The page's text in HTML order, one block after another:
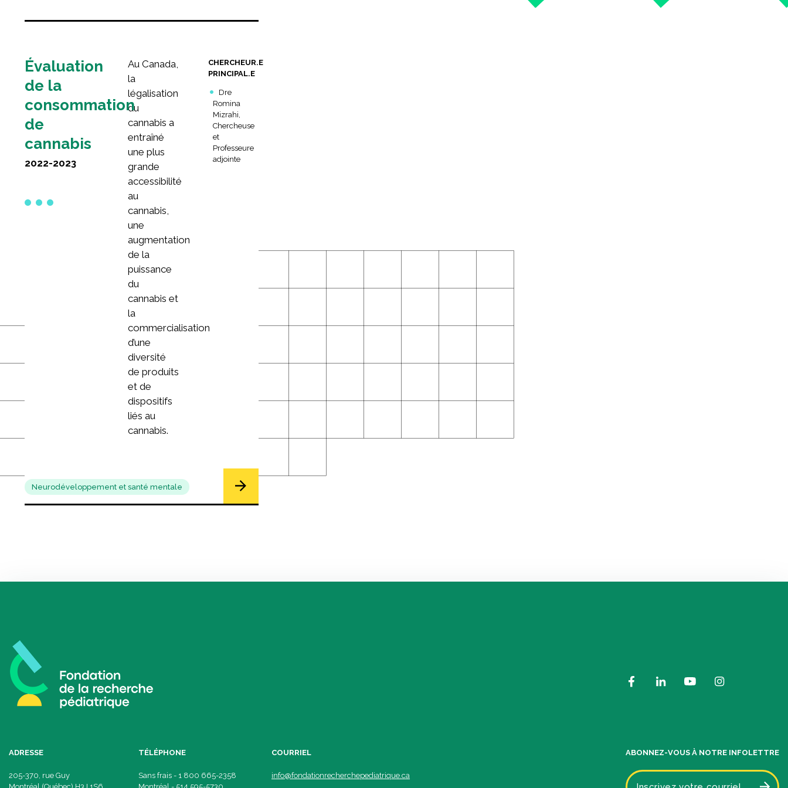
Évaluation
de la
consommation
de
cannabis
2022-2023
Au Canada,
la
légalisation
du
cannabis a
entraîné
une plus
grande
accessibilité
au
cannabis,
une
augmentation
de la
puissance
du
cannabis et
la
commercialisation
d’une
diversité
de produits
et de
dispositifs
liés au
cannabis.
CHERCHEUR.E
PRINCIPAL.E
Dre
Romina
Mizrahi,
Chercheuse
et
Professeure
adjointe
Neurodéveloppement et santé mentale
ADRESSE
205-370, rue Guy
TÉLÉPHONE
Sans frais - 1 800 665-2358
COURRIEL
info@fondationrecherchepediatrique.ca
ABONNEZ-VOUS À NOTRE INFOLETTRE